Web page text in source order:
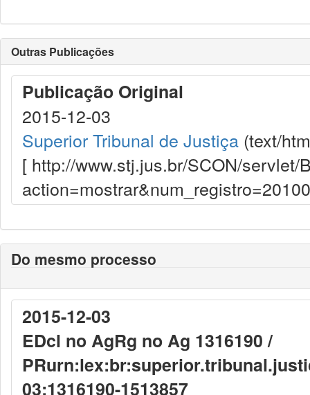
Outras Publicações
Publicação Original
2015-12-03
Superior Tribunal de Justiça (text/
[ http://www.stj.jus.br/SCON/servlet/
Do mesmo processo
2015-12-03
EDcl no AgRg no Ag 1316190 /
PR
03;1316190-1513857